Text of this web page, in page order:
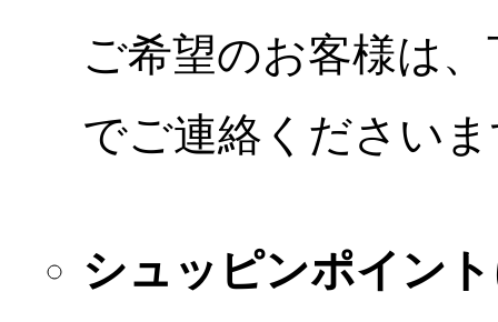
ご希望のお客様は
でご連絡ください
シュッピンポイン